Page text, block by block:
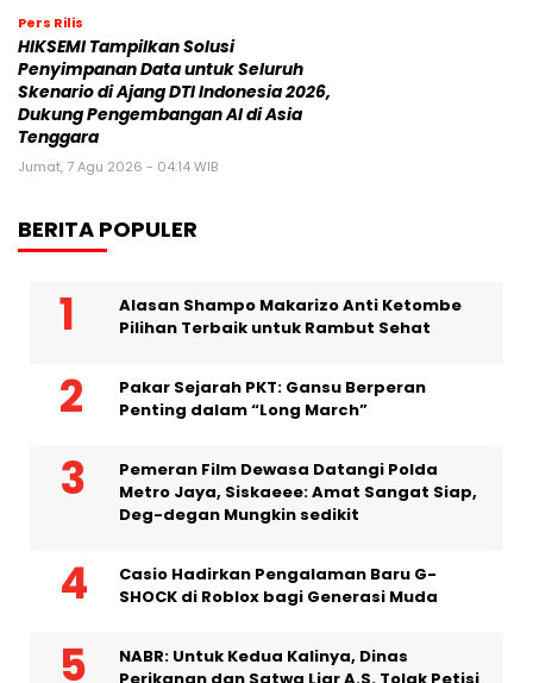
Jumat, 7 Agu 2026 - 09:32 WIB
Pers Rilis
HIKSEMI Tampilkan Solusi
Penyimpanan Data untuk Seluruh
Skenario di Ajang DTI Indonesia 2026,
Dukung Pengembangan AI di Asia
Pilihan Terbaik untuk Rambut Sehat
Penting dalam “Long March”
Pemeran Film Dewasa Datangi Polda
Deg-degan Mungkin sedikit
SHOCK di Roblox bagi Generasi Muda